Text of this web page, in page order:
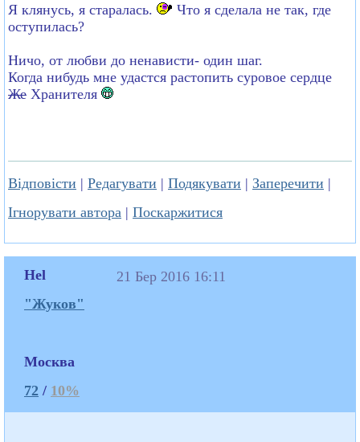
Я клянусь, я старалась.
Что я сделала не так, где
оступилась?
Ничо, от любви до ненависти- один шаг.
Когда нибудь мне удастся растопить суровое сердце
Же Хранителя
Відповісти | Редагувати | Подякувати | Заперечити |
Ігнорувати автора | Поскаржитися
Hel
"Жуков"
Москва
72 / 10%
21 Бер 2016 16:11